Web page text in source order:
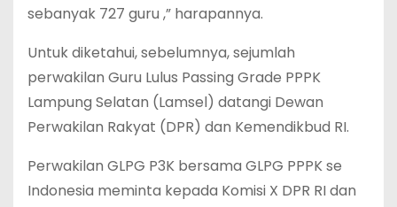
sebanyak 727 guru ,” harapannya.
Untuk diketahui, sebelumnya, sejumlah
perwakilan Guru Lulus Passing Grade PPPK
Lampung Selatan (Lamsel) datangi Dewan
Perwakilan Rakyat (DPR) dan Kemendikbud RI.
Perwakilan GLPG P3K bersama GLPG PPPK se
Indonesia meminta kepada Komisi X DPR RI dan